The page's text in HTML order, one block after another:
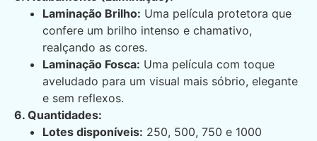
Laminação Brilho: Uma película protetora que
confere um brilho intenso e chamativo,
realçando as cores.
Laminação Fosca: Uma película com toque
aveludado para um visual mais sóbrio, elegante
e sem reflexos.
6. Quantidades:
Lotes disponíveis: 250, 500, 750 e 1000